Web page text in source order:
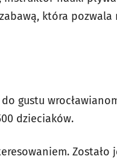
która pozwala
gustu
dzieciaków.
Zostało